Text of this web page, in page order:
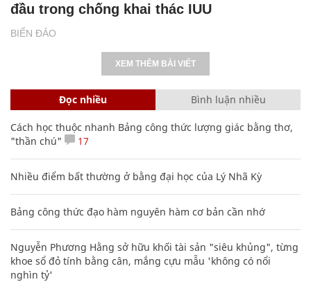
BIỂN ĐẢO
đầu trong chống khai thác IUU
XEM THÊM BÀI VIẾT
Đọc nhiều Bình luận nhiều
Cách học thuộc nhanh Bảng công thức lượng giác bằng thơ,
"thần chú"
17
Nhiều điểm bất thường ở bằng đại học của Lý Nhã Kỳ
Bảng công thức đạo hàm nguyên hàm cơ bản cần nhớ
Nguyễn Phương Hằng sở hữu khối tài sản "siêu khủng", từng
khoe sổ đỏ tính bằng cân, mắng cựu mẫu 'không có nổi
nghìn tỷ'